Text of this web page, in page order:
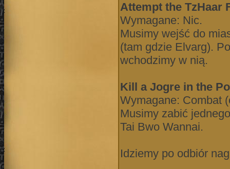
Attempt the TzHaar
Wymagane: Nic.
Musimy wejść do
(tam gdzie Elvarg).
wchodzimy w nią.
Kill a Jogre in the
Wymagane: Combat
Musimy zabić
Tai Bwo Wannai.
Idziemy po odbiór